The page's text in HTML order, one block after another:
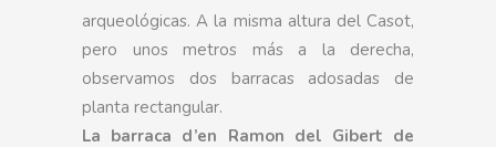
arqueológicas. A la misma altura del Casot,
pero unos metros más a la derecha,
observamos dos barracas adosadas de
planta rectangular.
La barraca d’en Ramon del Gibert de